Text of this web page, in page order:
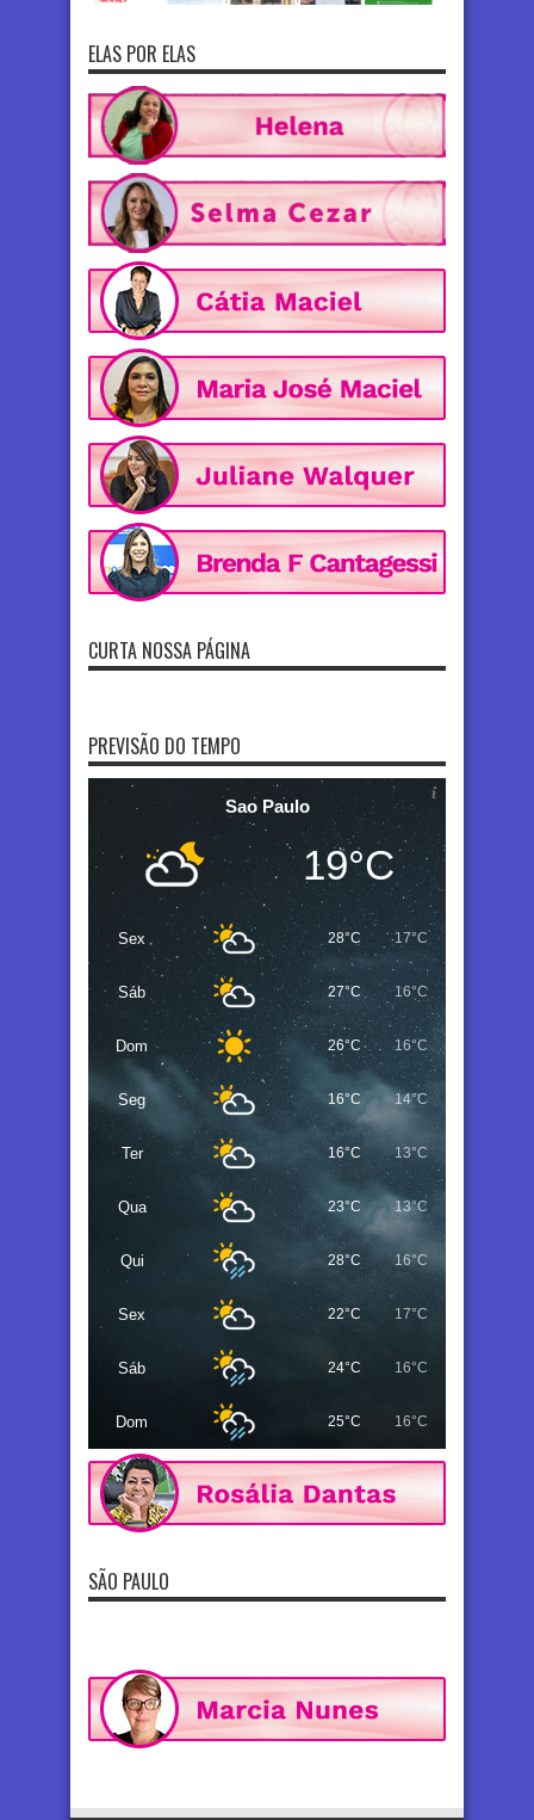
ELAS POR ELAS
CURTA NOSSA PÁGINA
PREVISÃO DO TEMPO
Sao Paulo
19°C
Sex 28°C 17°C
Sáb 27°C 16°C
Dom 26°C 16°C
Seg 16°C 14°C
Ter 16°C 13°C
Qua 23°C 13°C
Qui 28°C 16°C
Sex 22°C 17°C
Sáb 24°C 16°C
Dom 25°C 16°C
SÃO PAULO